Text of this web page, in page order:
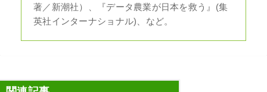
著／新潮社）、『データ農業が日本を救う』(集
英社インターナショナル)、など。